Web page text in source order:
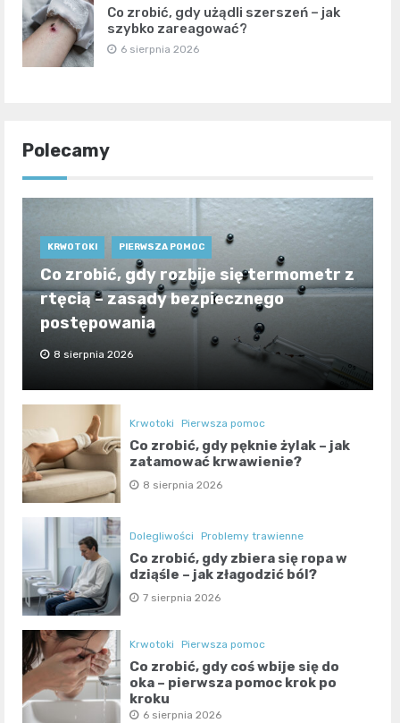
Co zrobić, gdy użądli szerszeń – jak
szybko zareagować?
6 sierpnia 2026
Polecamy
KRWOTOKI PIERWSZA POMOC
Co zrobić, gdy rozbije się termometr z
rtęcią – zasady bezpiecznego
postępowania
8 sierpnia 2026
Krwotoki Pierwsza pomoc
Co zrobić, gdy pęknie żylak – jak
zatamować krwawienie?
8 sierpnia 2026
Dolegliwości Problemy trawienne
Co zrobić, gdy zbiera się ropa w
dziąśle – jak złagodzić ból?
7 sierpnia 2026
Krwotoki Pierwsza pomoc
Co zrobić, gdy coś wbije się do
oka – pierwsza pomoc krok po
kroku
6 sierpnia 2026